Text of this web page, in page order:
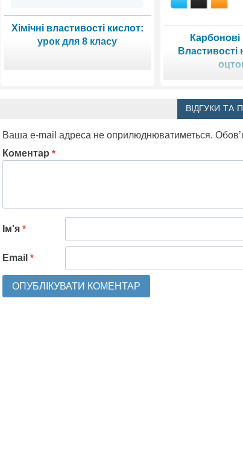
Хімічні властивості кислот:
урок для 8 класу
Властивості
ВІДГУКИ ТА
Ваша e-mail адреса не оприлюднюватиметься.
Коментар *
Ім'я *
Email *